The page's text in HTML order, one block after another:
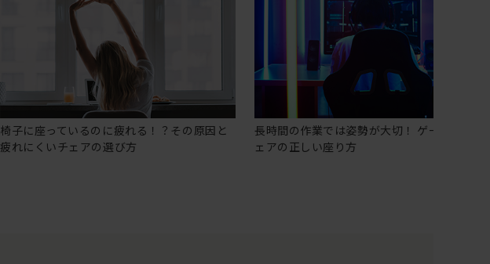
椅子に座っているのに疲れる！？その原因と
疲れにくいチェアの選び方
長時間の作業では姿勢が大切！ ゲーミングチ
ェアの正しい座り方